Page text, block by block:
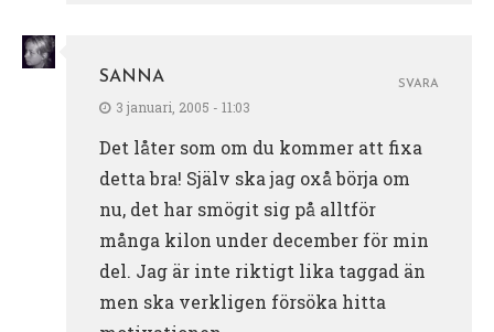
SANNA
3 januari, 2005 - 11:03
Det låter som om du kommer att fixa
detta bra! Själv ska jag oxå börja om
nu, det har smögit sig på alltför
många kilon under december för min
del. Jag är inte riktigt lika taggad än
men ska verkligen försöka hitta
SVARA